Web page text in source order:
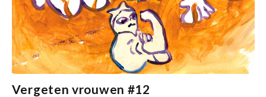
Vergeten vrouwen #12